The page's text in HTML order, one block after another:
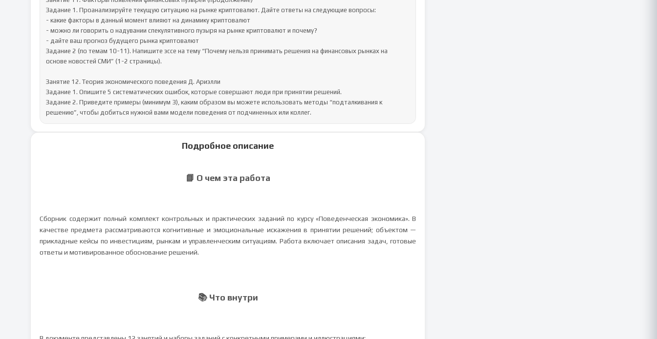
Задание 1. Проанализируйте текущую ситуацию на рынке криптовалют. Дайте ответы на следующие вопросы:
- какие факторы в данный момент влияют на динамику криптовалют
- можно ли говорить о надувании спекулятивного пузыря на рынке криптовалют и почему?
- дайте ваш прогноз будущего рынка криптовалют
Задание 2 (по темам 10-11). Напишите эссе на тему “Почему нельзя принимать решения на финансовых рынках на
основе новостей СМИ” (1-2 страницы).
Занятие 12. Теория экономического поведения Д. Ариэлли
Задание 1. Опишите 5 систематических ошибок, которые совершают люди при принятии решений.
Задание 2. Приведите примеры (минимум 3), каким образом вы можете использовать методы “подталкивания к
решению”, чтобы добиться нужной вами модели поведения от подчиненных или коллег.
Подробное описание
📘 О чем эта работа
Сборник содержит полный комплект контрольных и практических заданий по курсу «Поведенческая экономика». В
качестве предмета рассматриваются когнитивные и эмоциональные искажения в принятии решений; объектом —
прикладные кейсы по инвестициям, рынкам и управленческим ситуациям. Работа включает описания задач, готовые
ответы и мотивированное обоснование решений.
📚 Что внутри